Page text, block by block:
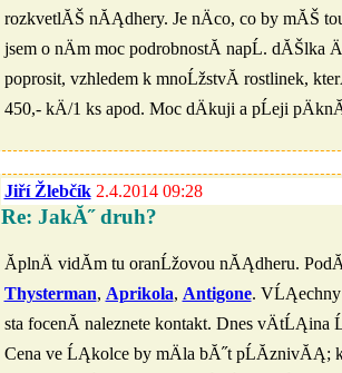
rozkvetlĂŠ nĂĄdhery. Je nÄco, co by mĂŠ
jsem o nÄm moc podrobnostĂ­ napĹ. dĂŠlka
poprosit, vzhledem k mnoĹžstvĂ­ rostlinek,
450,- kÄ/1 ks apod. Moc dÄkuji a pĹeji
Jiří Žlebčík 2.4.2014 09:28
Re: JakĂ˝ druh?
ĂplnÄ vidĂ­m tu oranĹžovou nĂĄdheru.
Thysterman, Aprikola, Antigone. VĹĄechny
sta focenĂ­ naleznete kontakt. Dnes
Cena ve ĹĄkolce by mÄla bĂ˝t pĹĂ­znivĂĄ;